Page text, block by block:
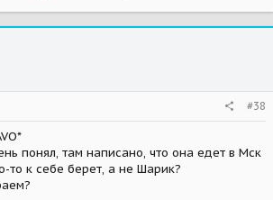
#38
понял, там написано, что она едет в Мск
то к себе берет, а не Шарик?